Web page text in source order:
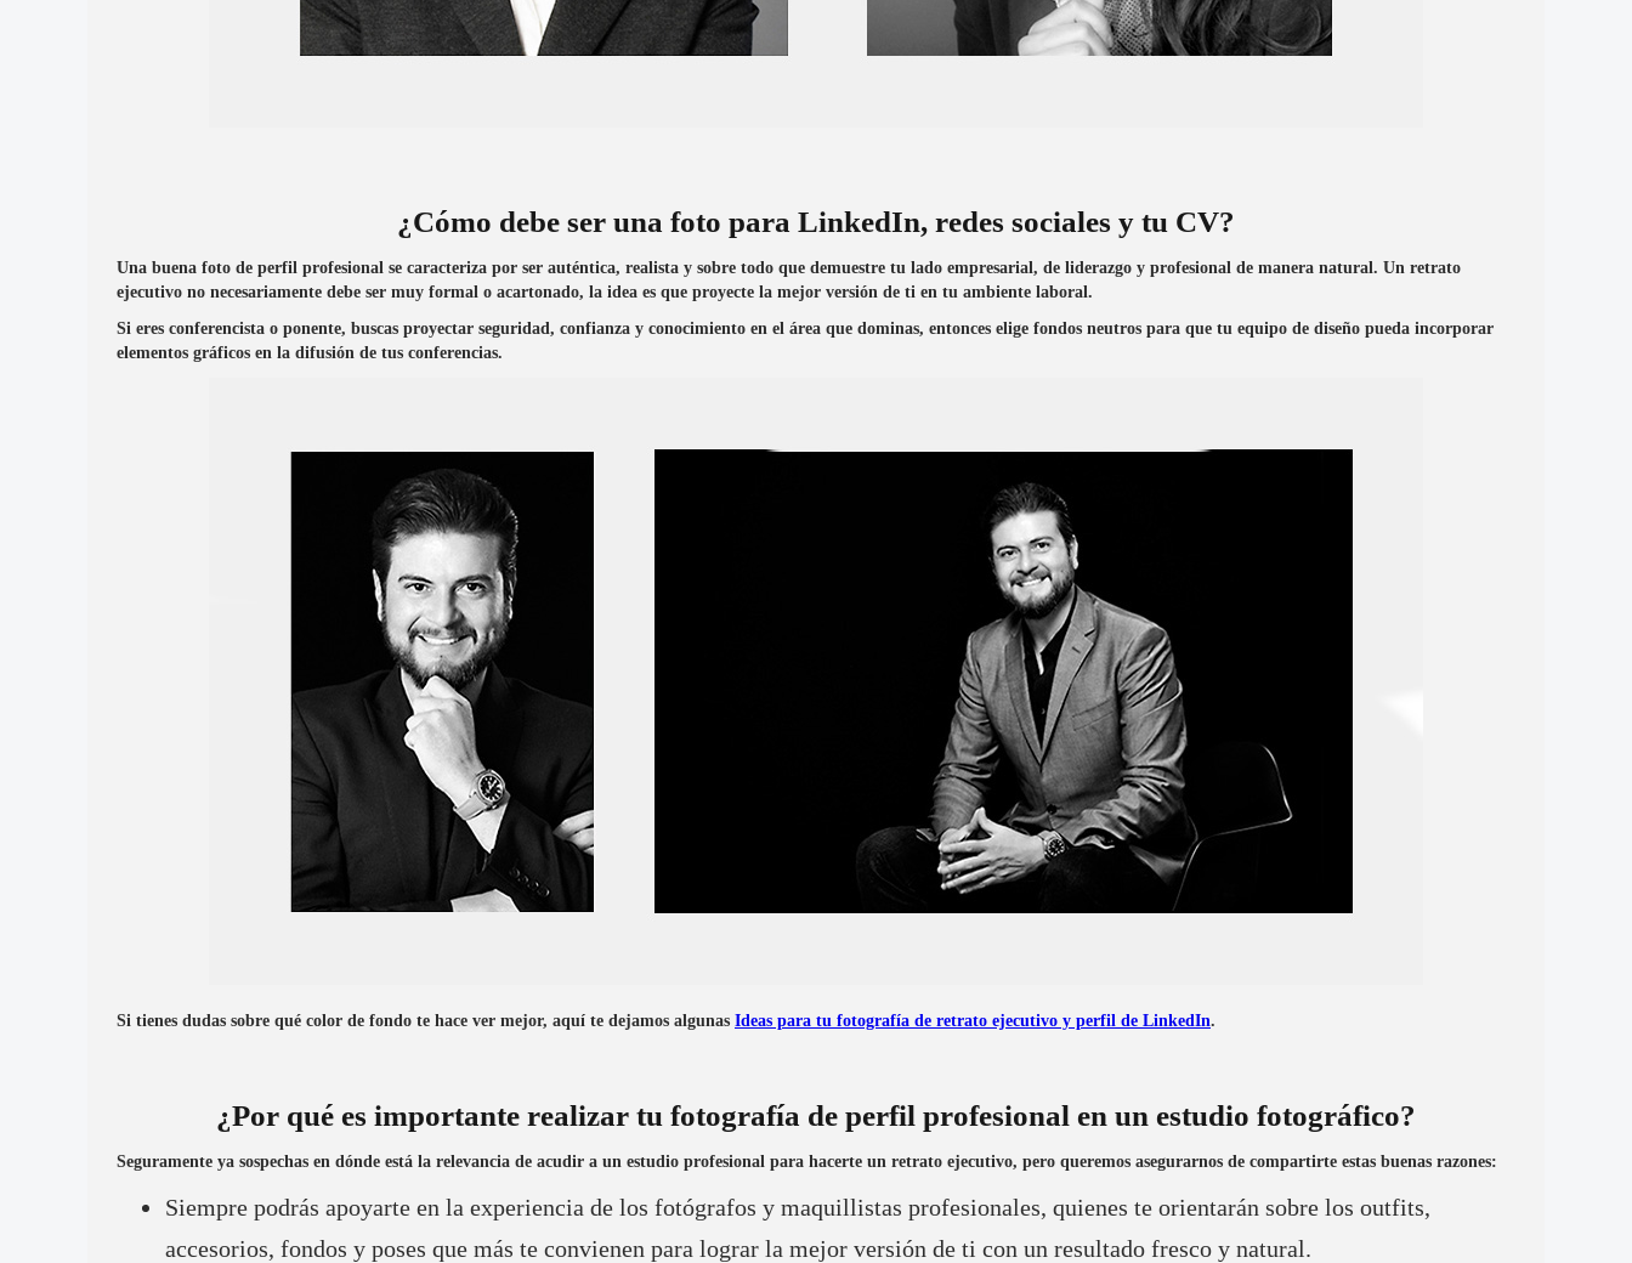
¿Cómo debe ser una foto para LinkedIn, redes sociales y tu CV?
Una buena foto de perfil profesional se caracteriza por ser auténtica, realista y sobre todo que demuestre tu lado empresarial, de liderazgo y profesional de manera natural. Un retrato
ejecutivo no necesariamente debe ser muy formal o acartonado, la idea es que proyecte la mejor versión de ti en tu ambiente laboral.
Si eres conferencista o ponente, buscas proyectar seguridad, confianza y conocimiento en el área que dominas, entonces elige fondos neutros para que tu equipo de diseño pueda incorporar
elementos gráficos en la difusión de tus conferencias.
Si tienes dudas sobre qué color de fondo te hace ver mejor, aquí te dejamos algunas Ideas para tu fotografía de retrato ejecutivo y perfil de LinkedIn.
¿Por qué es importante realizar tu fotografía de perfil profesional en un estudio fotográfico?
Seguramente ya sospechas en dónde está la relevancia de acudir a un estudio profesional para hacerte un retrato ejecutivo, pero queremos asegurarnos de compartirte estas buenas razones:
Siempre podrás apoyarte en la experiencia de los fotógrafos y maquillistas profesionales, quienes te orientarán sobre los outfits,
accesorios, fondos y poses que más te convienen para lograr la mejor versión de ti con un resultado fresco y natural.